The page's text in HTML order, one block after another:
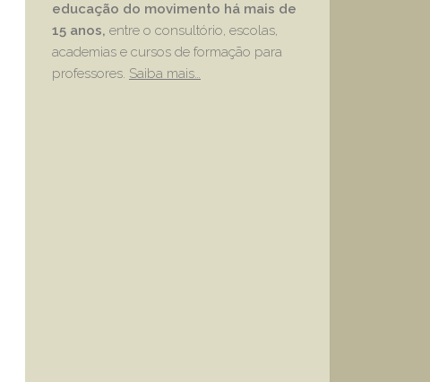
educação do movimento há mais de
15 anos, entre o consultório, escolas,
academias e cursos de formação para
professores. Saiba mais…